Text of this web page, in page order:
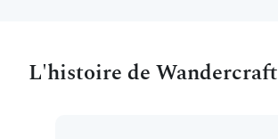
L'histoire de Wandercraft